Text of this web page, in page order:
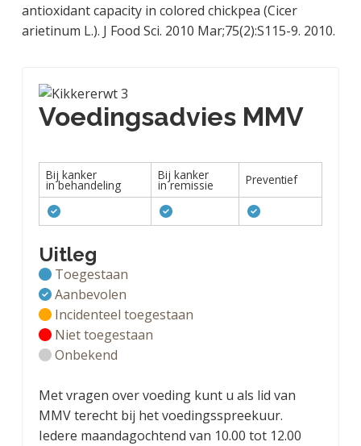
antioxidant capacity in colored chickpea (Cicer
arietinum L.). J Food Sci. 2010 Mar;75(2):S115-9. 2010.
Voedingsadvies MMV
Bij kanker
in behandeling
Bij kanker
in remissie Preventief
Uitleg
Toegestaan
Aanbevolen
Incidenteel toegestaan
Niet toegestaan
Onbekend
Met vragen over voeding kunt u als lid van
MMV terecht bij het voedingsspreekuur.
Iedere maandagochtend van 10.00 tot 12.00